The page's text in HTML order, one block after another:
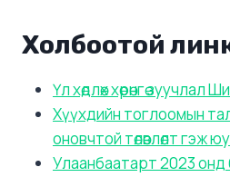
Холбоотой
Үл хөдлөх хөрөнгө
Хүүхдийн тоглоомын
оновчтой төлөвлөлт гэж
Улаанбаатарт 2023